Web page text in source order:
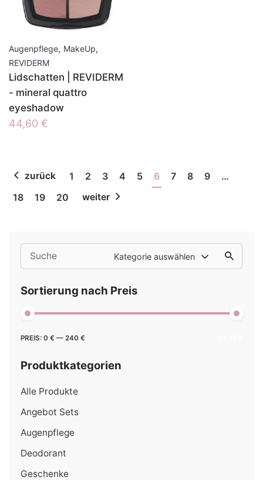
Search
for
Kategorie auswählen
Sortierung nach Preis
Min.
Max.
PREIS: 0 € — 240 €
Produktkategorien
Alle Produkte
Angebot Sets
Augenpflege
Deodorant
Geschenke
Augenpflege, MakeUp,
REVIDERM
Lidschatten | REVIDERM
- mineral quattro
eyeshadow
44,60 €
zurück 1 2 3 4 5 6 7 8 9
…
18
19 20 weiter